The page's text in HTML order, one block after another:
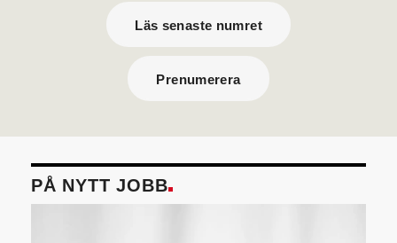
Läs senaste numret
Prenumerera
PÅ NYTT JOBB